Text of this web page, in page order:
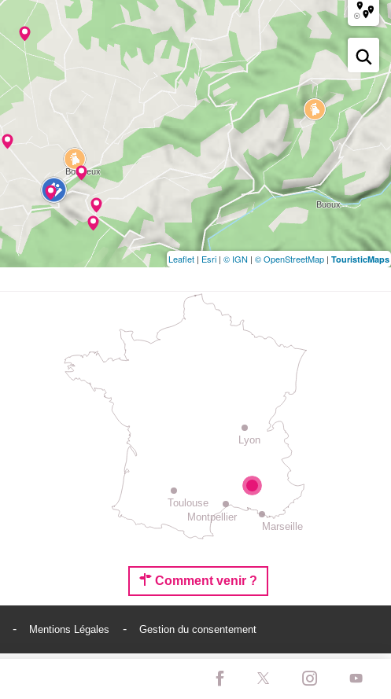
Leaflet | Esri | © IGN | © OpenStreetMap | TouristicMaps
Lyon
Montpellier
Toulouse
Marseille
Comment venir ?
Mentions Légales Gestion du consentement